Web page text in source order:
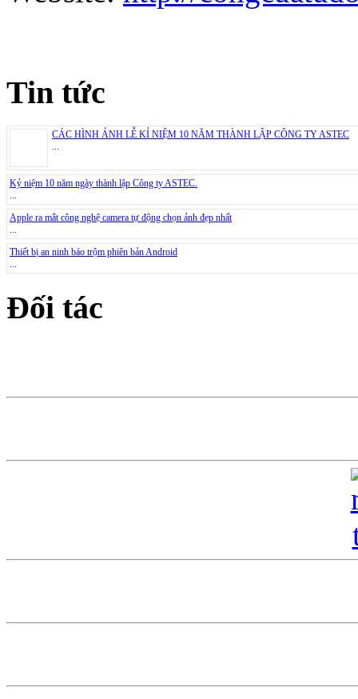
Tin tức
CÁC HÌNH ẢNH LỄ KỈ NIỆM 10 NĂM THÀNH LẬP CÔNG TY ASTEC
...
Kỷ niệm 10 năm ngày thành lập Công ty ASTEC.
...
Apple ra mắt công nghệ camera tự động chọn ảnh đẹp nhất
...
Thiết bị an ninh báo trộm phiên bản Android
...
Đối tác